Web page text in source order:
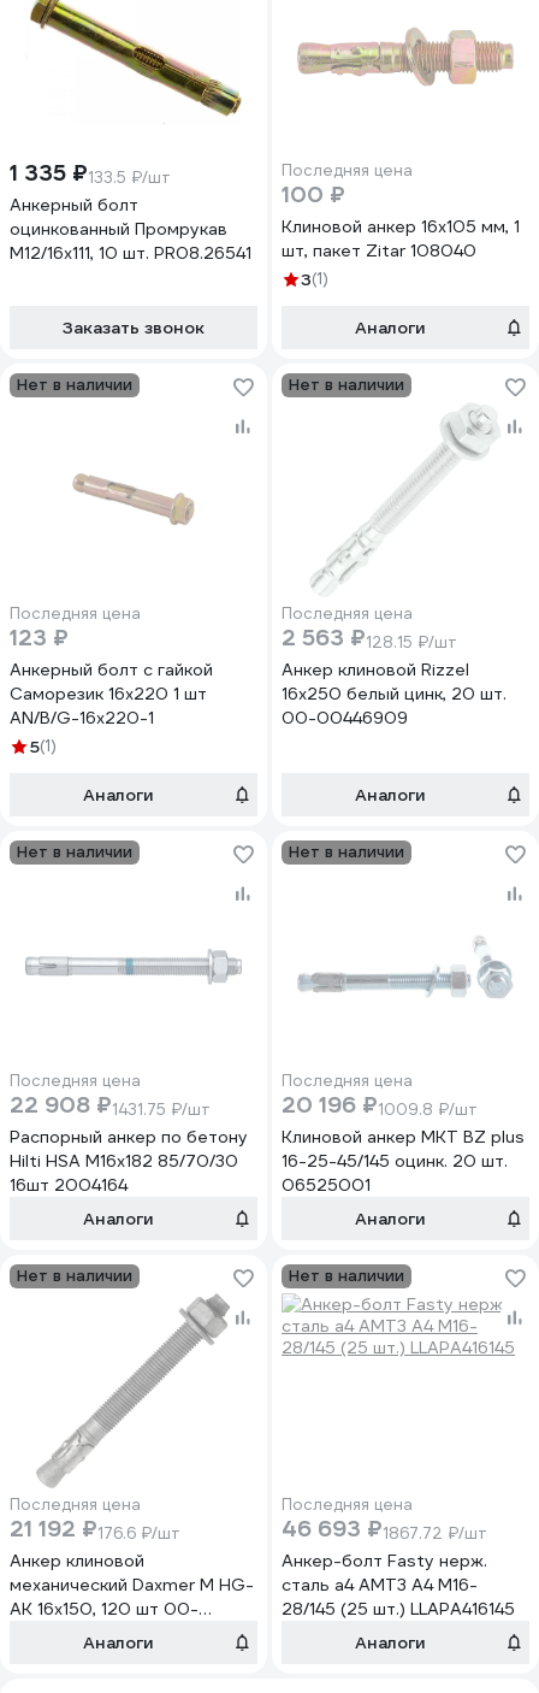
1 335 ₽133.5 ₽/шт
Анкерный болт
оцинкованный Промрукав
М12/16x111, 10 шт. PR08.26541
Заказать звонок
Последняя цена
100 ₽
Клиновой анкер 16x105 мм, 1
шт, пакет Zitar 108040
3(1)
Аналоги
Нет в наличии
Последняя цена
123 ₽
Анкерный болт с гайкой
Саморезик 16х220 1 шт
AN/B/G-16х220-1
5(1)
Аналоги
Нет в наличии
Последняя цена
2 563 ₽128.15 ₽/шт
Анкер клиновой Rizzel
16x250 белый цинк, 20 шт.
00-00446909
Аналоги
Нет в наличии
Последняя цена
22 908 ₽1431.75 ₽/шт
Распорный анкер по бетону
Hilti HSA M16x182 85/70/30
16шт 2004164
Аналоги
Нет в наличии
Последняя цена
20 196 ₽1009.8 ₽/шт
Клиновой анкер MKT BZ plus
16-25-45/145 оцинк. 20 шт.
06525001
Аналоги
Нет в наличии
Последняя цена
21 192 ₽176.6 ₽/шт
Анкер клиновой
механический Daxmer М HG-
AK 16х150, 120 шт 00-
00465235Аналоги
Нет в наличии
Последняя цена
46 693 ₽1867.72 ₽/шт
Анкер-болт Fasty нерж.
сталь а4 AMT3 A4 M16-
28/145 (25 шт.) LLAPA416145
Аналоги